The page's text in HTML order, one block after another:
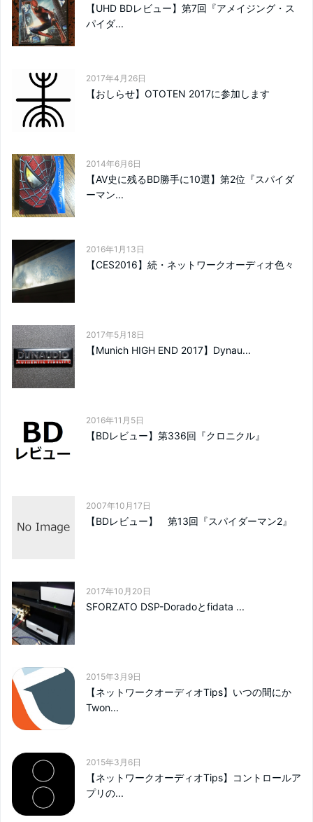
【UHD BDレビュー】第7回『アメイジング・ス
パイダ...
2017年4月26日
【おしらせ】OTOTEN 2017に参加します
2014年6月6日
【AV史に残るBD勝手に10選】第2位『スパイダ
ーマン...
2016年1月13日
【CES2016】続・ネットワークオーディオ色々
2017年5月18日
【Munich HIGH END 2017】Dynau...
2016年11月5日
【BDレビュー】第336回『クロニクル』
2007年10月17日
【BDレビュー】 第13回『スパイダーマン2』
2017年10月20日
SFORZATO DSP-Doradoとfidata ...
2015年3月9日
【ネットワークオーディオTips】いつの間にか
Twon...
2015年3月6日
【ネットワークオーディオTips】コントロールア
プリの...